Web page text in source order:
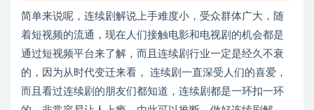
简单来说呢，连续剧解说上手难度小，受众群体广大，随
着短视频的流通，现在人们接触电影和电视剧的机会都是
通过短视频平台来了解，而且连续剧行业一定是经久不衰
的，因为从时代变迁来看， 连续剧一直深受人们的喜爱，
而且看过连续剧的朋友们都知道，连续剧都是一环扣一环